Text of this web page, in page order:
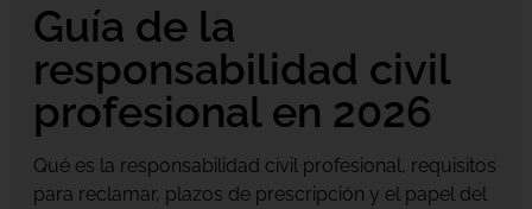
Guía de la
responsabilidad civil
profesional en 2026
Qué es la responsabilidad civil profesional, requisitos
para reclamar, plazos de prescripción y el papel del